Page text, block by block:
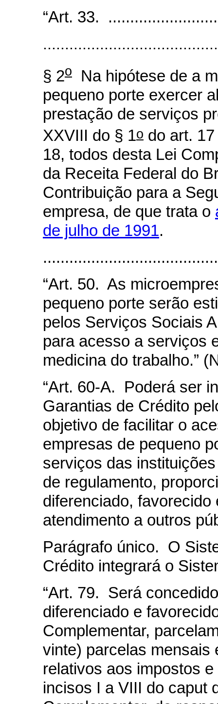
“Art. 33.
§ 2o
Na hipótese de a
pequeno porte exercer
prestação de serviços
XXVIII do § 1o do art.
18, todos desta Lei
da Receita Federal do
Contribuição para a
empresa, de que trata o
de julho de 1991.
“Art. 50. As
pequeno porte serão
pelos Serviços Sociais
para acesso a serviços
medicina do trabalho.”
“Art. 60-A. Poderá ser
Garantias de Crédito
objetivo de facilitar o
empresas de pequeno
serviços das
de regulamento,
diferenciado,
atendimento a outros
Parágrafo único. O
Crédito integrará o
“Art. 79. Será
diferenciado e
Complementar,
vinte) parcelas mensais
relativos aos impostos
incisos I a VIII do caput